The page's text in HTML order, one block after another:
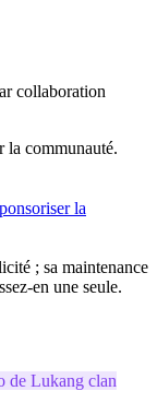
collaboration
la communauté.
la
; sa maintenance
en une seule.
de Lukang clan